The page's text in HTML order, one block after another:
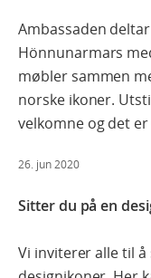
Ambassaden
Hönnunarmars
møbler sammen
norske ikoner.
velkomne og det
26. jun 2020
Sitter du på en
Vi inviterer alle til å